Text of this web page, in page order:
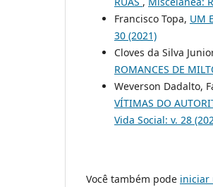
Francisco Topa, UM
30 (2021)
Cloves da Silva
ROMANCES DE
Weverson Dadalto,
VÍTIMAS DO
Vida Social: v. 28
Você também pode iniciar